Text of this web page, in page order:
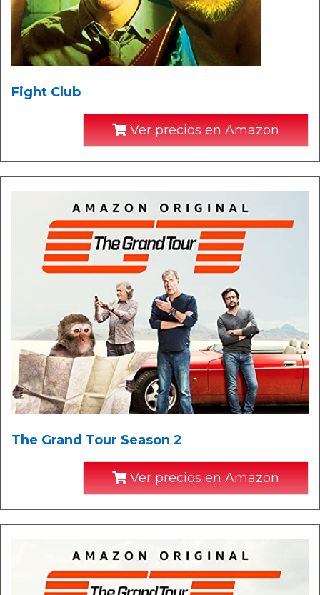
Fight Club
Ver precios en Amazon
The Grand Tour Season 2
Ver precios en Amazon